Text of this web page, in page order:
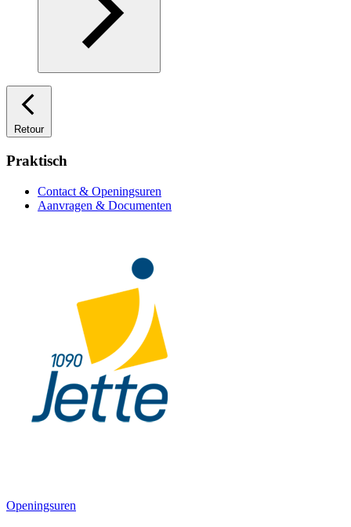
Retour
Praktisch
Contact & Openingsuren
Aanvragen & Documenten
Openingsuren